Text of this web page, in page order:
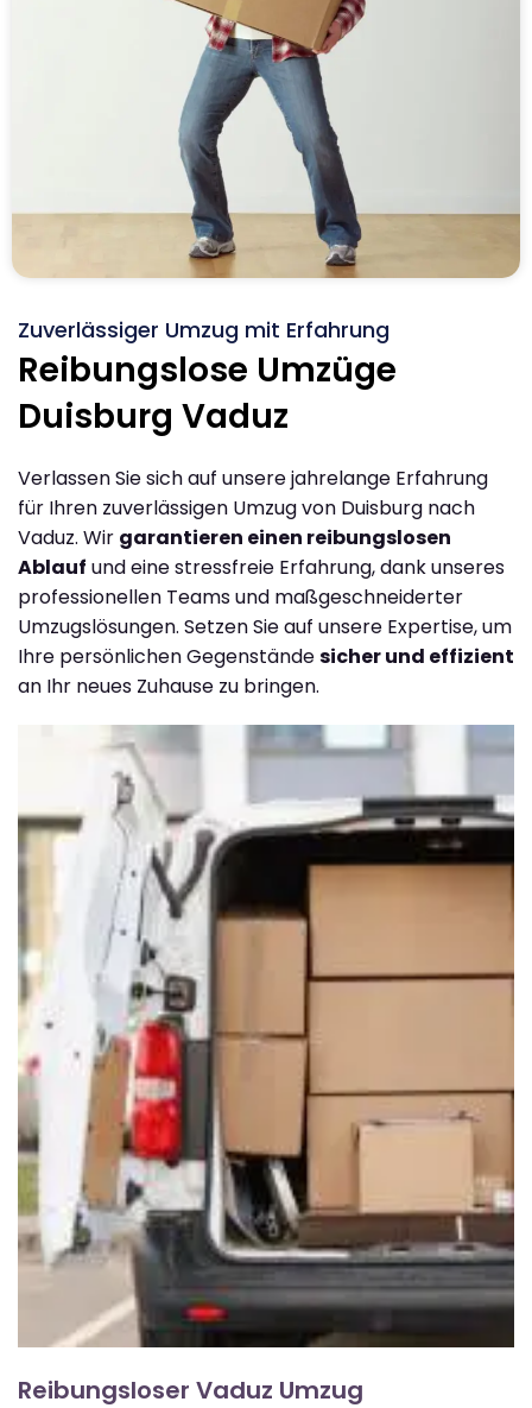
Zuverlässiger Umzug mit Erfahrung
Reibungslose Umzüge
Duisburg Vaduz
Verlassen Sie sich auf unsere jahrelange Erfahrung
für Ihren zuverlässigen Umzug von Duisburg nach
Vaduz. Wir garantieren einen reibungslosen
Ablauf und eine stressfreie Erfahrung, dank unseres
professionellen Teams und maßgeschneiderter
Umzugslösungen. Setzen Sie auf unsere Expertise, um
Ihre persönlichen Gegenständesicher und effizient
an Ihr neues Zuhause zu bringen.
Reibungsloser Vaduz Umzug